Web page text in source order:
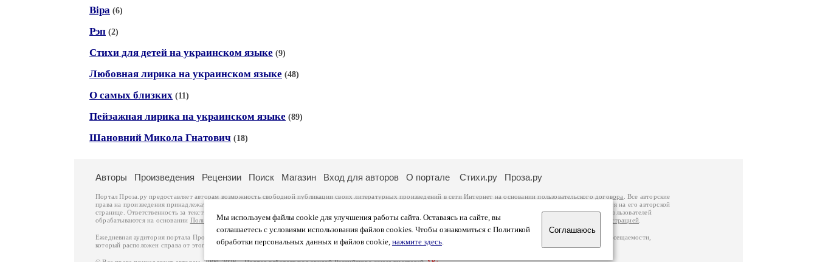
Вiра (6)
Рэп (2)
Стихи для детей на украинском языке (9)
Любовная лирика на украинском языке (48)
О самых близких (11)
Пейзажная лирика на украинском языке (89)
Шановний Микола Гнатович (18)
Мы используем файлы cookie для улучшения работы сайта. Оставаясь на сайте, вы
соглашаетесь с условиями использования файлов cookies. Чтобы ознакомиться с Политикой
обработки персональных данных и файлов cookie, нажмите здесь.
Соглашаюсь
Авторы Произведения Рецензии Поиск Магазин Вход для авторов О портале Стихи.ру Проза.ру
Портал Проза.ру предоставляет авторам возможность свободной публикации своих литературных произведений в сети Интернет на основаниипользовательского договора
. Все авторские
права на произведения принадлежат авторам и охраняются
. Перепечатка произведений возможна только с согласия его автора, к которому вы можете обратиться на его авторской
странице. Ответственность за тексты произведений авторы несут самостоятельно на основании
законодательства Российской Федерации. Данные пользователей
обрабатываются на основании Политики обработки персональных данных. Вы также можете посмотреть более подробнуюинформацию о портале связаться с администрацией
Ежедневная аудитория портала Проза.ру – порядка 100 тысяч посетителей, которые в общей сумме просматривают более полумиллиона страниц по данным счетчика посещаемости,
который расположен справа от этого текста. В каждой графе указано по две цифры: количество просмотров и количество посетителей.